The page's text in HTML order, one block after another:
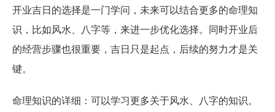
开业吉日的选择是一门学问，未来可以结合更多的命理知
识，比如风水、八字等，来进一步优化选择。同时开业后
的经营步骤也很重要，吉日只是起点，后续的努力才是关
键。
命理知识的详细：可以学习更多关于风水、八字的知识。